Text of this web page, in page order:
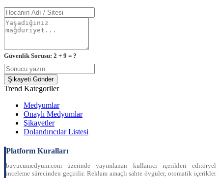
Güvenlik Sorusu: 2 + 9 = ?
Şikayeti Gönder
Trend Kategoriler
Medyumlar
Onaylı Medyumlar
Şikayetler
Dolandırıcılar Listesi
Platform Kuralları
buyucumedyum.com üzerinde yayımlanan kullanıcı içerikleri editöryel
inceleme sürecinden geçirilir. Reklam amaçlı sahte övgüler, otomatik içerikler